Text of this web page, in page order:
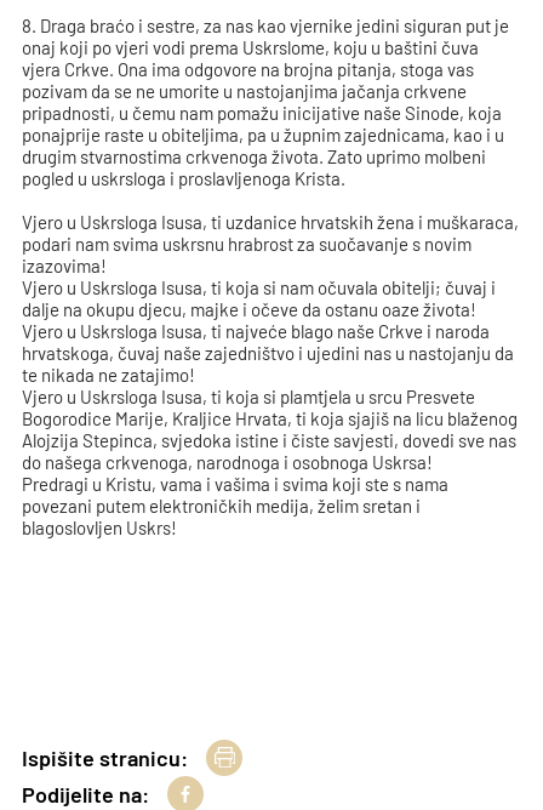
8. Draga braćo i sestre, za nas kao vjernike jedini siguran put je
onaj koji po vjeri vodi prema Uskrslome, koju u baštini čuva
vjera Crkve. Ona ima odgovore na brojna pitanja, stoga vas
pozivam da se ne umorite u nastojanjima jačanja crkvene
pripadnosti, u čemu nam pomažu inicijative naše Sinode, koja
ponajprije raste u obiteljima, pa u župnim zajednicama, kao i u
drugim stvarnostima crkvenoga života. Zato uprimo molbeni
pogled u uskrsloga i proslavljenoga Krista.
Vjero u Uskrsloga Isusa, ti uzdanice hrvatskih žena i muškaraca,
podari nam svima uskrsnu hrabrost za suočavanje s novim
izazovima!
Vjero u Uskrsloga Isusa, ti koja si nam očuvala obitelji; čuvaj i
dalje na okupu djecu, majke i očeve da ostanu oaze života!
Vjero u Uskrsloga Isusa, ti najveće blago naše Crkve i naroda
hrvatskoga, čuvaj naše zajedništvo i ujedini nas u nastojanju da
te nikada ne zatajimo!
Vjero u Uskrsloga Isusa, ti koja si plamtjela u srcu Presvete
Bogorodice Marije, Kraljice Hrvata, ti koja sjajiš na licu blaženog
Alojzija Stepinca, svjedoka istine i čiste savjesti, dovedi sve nas
do našega crkvenoga, narodnoga i osobnoga Uskrsa!
Predragi u Kristu, vama i vašima i svima koji ste s nama
povezani putem elektroničkih medija, želim sretan i
blagoslovljen Uskrs!
Ispišite stranicu:
Podijelite na: